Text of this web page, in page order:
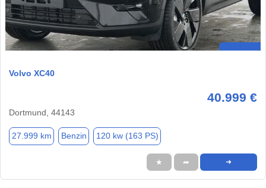
Volvo XC40
40.999 €
Dortmund, 44143
27.999 km Benzin 120 kw (163 PS)
★ ➦ ➜